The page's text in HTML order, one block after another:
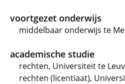
voortgezet onderwijs
middelbaar onderwijs te
academische studie
rechten, Universiteit te
rechten (licentiaat),